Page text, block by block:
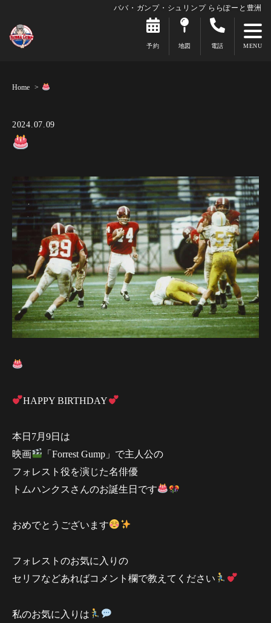
ババ・ガンプ・シュリンプ ららぽーと豊洲
予約 地図 電話
Home
2024.07.09
HAPPY BIRTHDAY
本日7月9日は
映画
「Forrest Gump」で主人公の
フォレスト役を演じた名俳優
トムハンクスさんのお誕生日です
おめでとうございます
フォレストのお気に入りの
セリフなどあればコメント欄で教えてください
私のお気に入りは